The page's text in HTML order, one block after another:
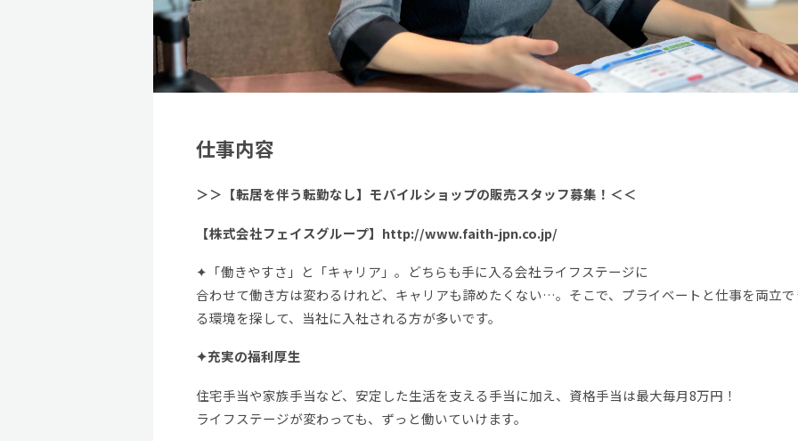
仕事内容
＞＞【転居を伴う転勤なし】モバイルショップの販売スタッフ募集！＜＜
【株式会社フェイスグループ】http://www.faith-jpn.co.jp/
✦「働きやすさ」と「キャリア」。どちらも手に入る会社ライフステージに
合わせて働き方は変わるけれど、キャリアも諦めたくない…。そこで、プライベートと仕事を両立で
る環境を探して、当社に入社される方が多いです。
✦充実の福利厚生
住宅手当や家族手当など、安定した生活を支える手当に加え、資格手当は最大毎月8万円！
ライフステージが変わっても、ずっと働いていけます。